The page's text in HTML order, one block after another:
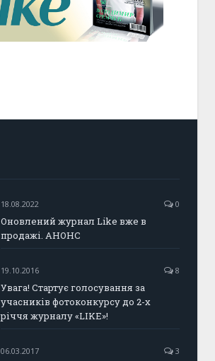
18.08.2022 0
Оновлений журнал Like вже в
продажі. АНОНС
19.10.2016 8
Увага! Стартує голосування за
учасників фотоконкурсу до 2-х
річчя журналу «LIKE»!
06.03.2017 3